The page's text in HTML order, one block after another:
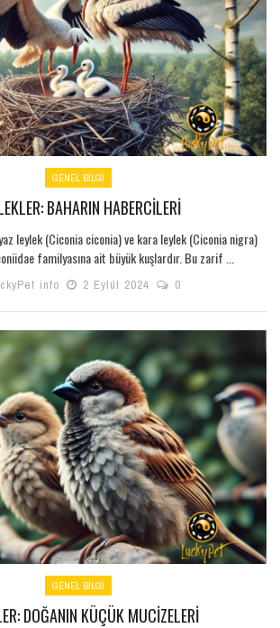
GENEL BILGI
BAHARIN HABERCILERI
leylek (Ciconia ciconia) ve kara leylek (Ciconia nigra)
familyasına ait büyük kuşlardır. Bu zarif ...
info 2 Eylül 2024 0
GENEL BILGI
DOĞANIN KÜÇÜK MUCIZELERI